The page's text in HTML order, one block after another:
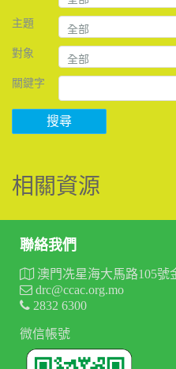
主題
對象
關鍵字
搜尋
相關資源
聯絡我們
澳門冼星海大馬路105號
drc@ccac.org.mo
2832 6300
微信帳號